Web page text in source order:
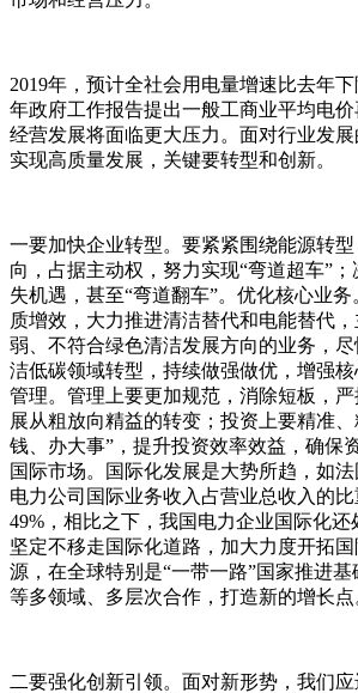
2019年，预计全社会用电量增速比去年
年政府工作报告提出一般工商业平均电
经营发展将面临更大压力。面对行业发展
实现高质量发展，关键要转型和创新。
一要加快企业转型。要紧紧围绕能源转
向，占据主动权，努力实现“弯道超车”
失机遇，甚至“弯道翻车”。优化核心业
质增效，大力推进清洁替代和电能替代
弱、不符合绿色清洁发展方向的业务，
洁低碳领域转型，持续做强做优，增强
管理。管理上要更加规范，消除短板，
展从粗放向精益的转变；投资上要精准
钱、办大事”，提升投资效率效益，确保
国际市场。国际化发展是大势所趋，如
电力公司国际业务收入占营业总收入的比
49%，相比之下，我国电力企业国际化
坚定不移走国际化道路，加大力度开拓
源，在全球特别是“一带一路”国家推进
等多领域、多层次合作，打造新的增长点
二要强化创新引领。面对新形势，我们